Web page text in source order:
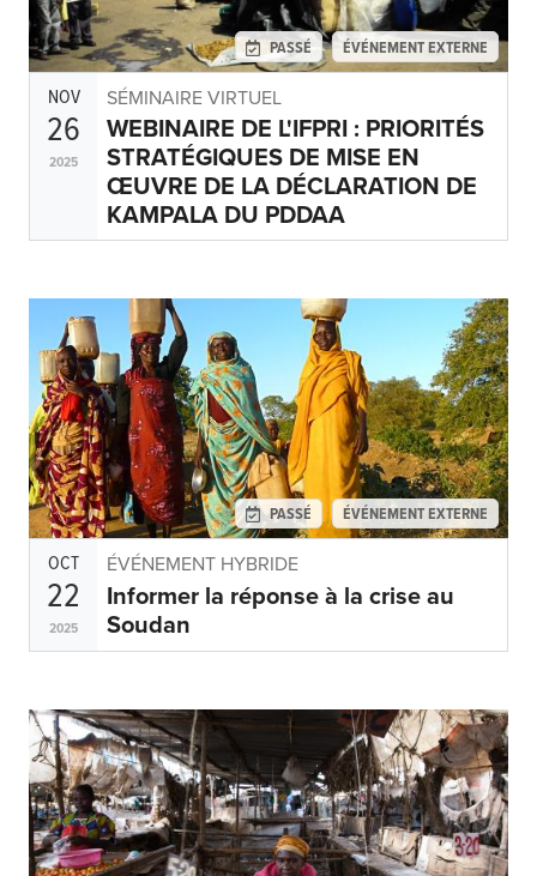
PASSÉ ÉVÉNEMENT EXTERNE
NOV
26
2025
SÉMINAIRE VIRTUEL
WEBINAIRE DE L'IFPRI : PRIORITÉS
STRATÉGIQUES DE MISE EN
ŒUVRE DE LA DÉCLARATION DE
KAMPALA DU PDDAA
PASSÉ ÉVÉNEMENT EXTERNE
OCT
22
2025
ÉVÉNEMENT HYBRIDE
Informer la réponse à la crise au
Soudan